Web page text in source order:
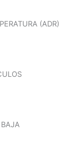
(ADR)